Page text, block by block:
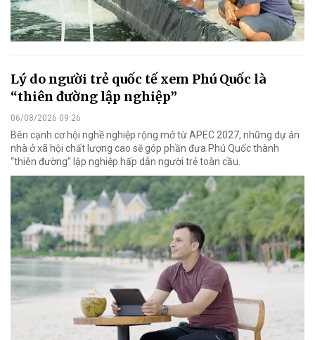
Lý do người trẻ quốc tế xem Phú Quốc là
“thiên đường lập nghiệp”
06/08/2026 09:26
Bên cạnh cơ hội nghề nghiệp rộng mở từ APEC 2027, những dự án
nhà ở xã hội chất lượng cao sẽ góp phần đưa Phú Quốc thành
“thiên đường” lập nghiệp hấp dẫn người trẻ toàn cầu.